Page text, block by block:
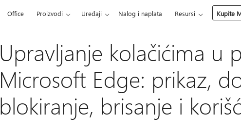
Office Proizvodi Uređaji Nalog i naplata Resursi Kupite
Upravljanje kolačićima u
Microsoft Edge: prikaz,
blokiranje, brisanje i